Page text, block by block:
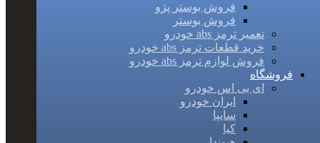
فروش بوستر پژو
فروش بوستر
تعمیر ترمز abs خودرو
خرید قطعات ترمز abs خودرو
فروش لوازم ترمز abs خودرو
فروشگاه
ای بی اس خودرو
ایران خودرو
سایپا
کیا